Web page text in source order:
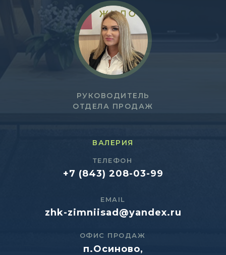
+7 (843) 208-03-99
п.Осиново,
zhk-zimniisad@yandex.ru
РУКОВОДИТЕЛЬ
ОТДЕЛА ПРОДАЖ
ВАЛЕРИЯ
ОФИС ПРОДАЖ
ТЕЛЕФОН
EMAIL